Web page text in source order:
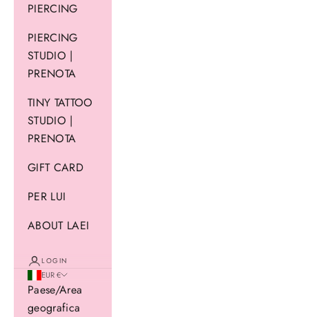
PIERCING
PIERCING
STUDIO |
PRENOTA
TINY TATTOO
STUDIO |
PRENOTA
GIFT CARD
PER LUI
ABOUT LAEI
LOGIN
EUR €
Paese/Area
geografica